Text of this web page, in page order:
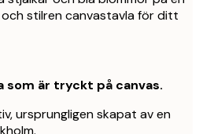
och stilren canvastavla för ditt
är tryckt på canvas.
ursprungligen skapat av en